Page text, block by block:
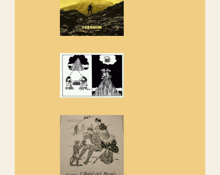
Amics de Sant Aniol d'Aguja
Els Centpeus estem implicats
amb la recuperació del refugi i